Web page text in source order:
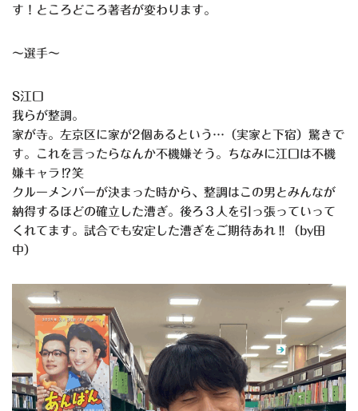
す！ところどころ著者が変わります。
～選手～
S江口
我らが整調。
家が寺。左京区に家が2個あるという…（実家と下宿）驚きで
す。これを言ったらなんか不機嫌そう。ちなみに江口は不機
嫌キャラ⁉︎笑
クルーメンバーが決まった時から、整調はこの男とみんなが
納得するほどの確立した漕ぎ。後ろ３人を引っ張っていって
くれてます。試合でも安定した漕ぎをご期待あれ‼︎（by田
中）